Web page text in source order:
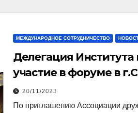
МЕЖДУНАРОДНОЕ СОТРУДНИЧЕСТВО
Делегация
участие в форуме в
20/11/2023
По приглашению Ассоциации